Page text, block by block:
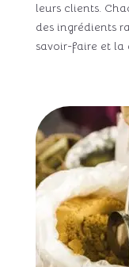
leurs clients.
des ingrédients
savoir-faire et la